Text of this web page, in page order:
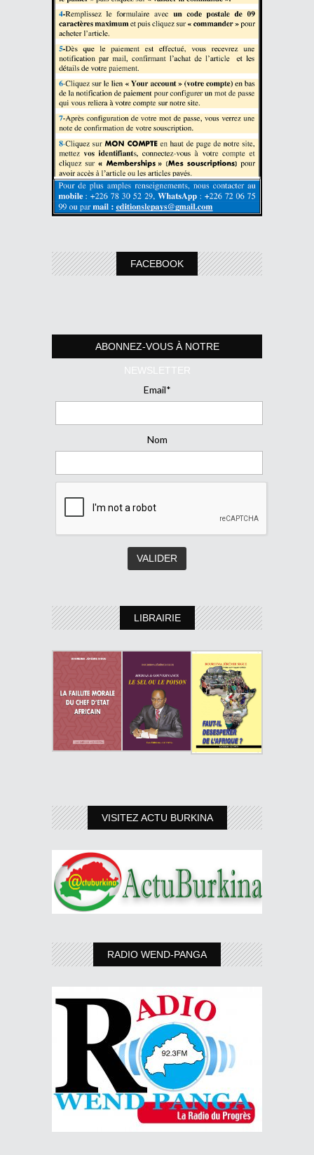
FACEBOOK
ABONNEZ-VOUS À NOTRE
NEWSLETTER
Email*
Nom
LIBRAIRIE
VISITEZ ACTU BURKINA
RADIO WEND-PANGA